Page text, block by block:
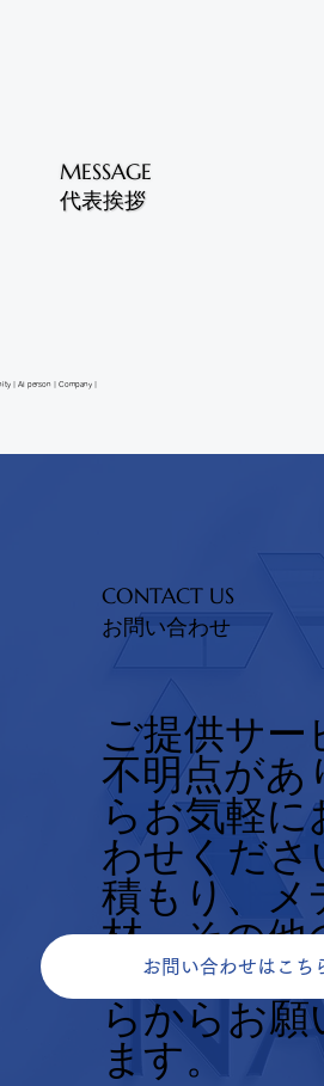
MESSAGE
代表挨拶
| AI person | Company |
CONTACT US
お問い合わせ
ご提供サ
不明点があ
らお気軽に
わせくださ
積もり、メ
材、その他
合せにつ
らからお願
ます。
お問い合わせはこち